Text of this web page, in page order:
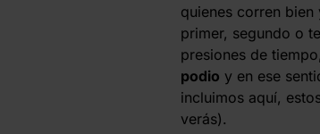
quienes corren
primer, segundo o
presiones de
podio y en ese
incluimos aquí,
verás).